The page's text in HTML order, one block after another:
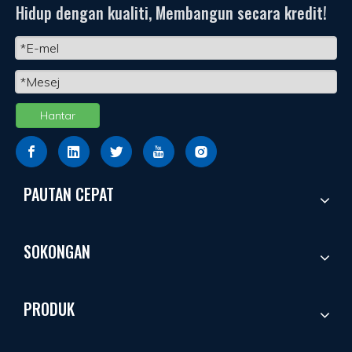
untuk keperluan anda.
Hidup dengan kualiti, Membangun secara kredit!
Hantar
PAUTAN CEPAT
SOKONGAN
PRODUK